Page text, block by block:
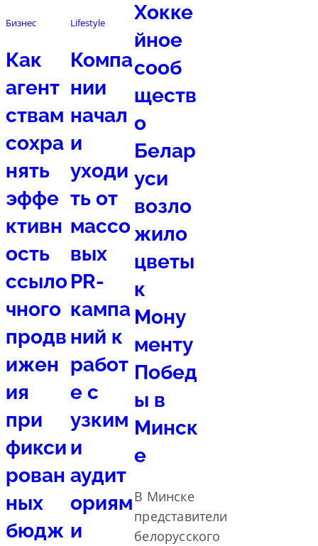
Бизнес
Как
агент
ствам
сохра
нять
эффе
ктивн
ость
ссыло
чного
продв
ижен
ия
при
фикси
рован
ных
бюдж
Lifestyle
Компа
нии
начал
и
уходи
ть от
массо
вых
PR-
кампа
ний к
работ
е с
узким
и
аудит
ориям
и
Хокке
йное
сооб
ществ
о
Белар
уси
возло
жило
цветы
к
Мону
менту
Побед
ы в
Минск
е
В Минске
представители
белорусского